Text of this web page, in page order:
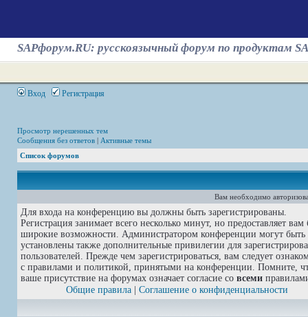
SAPфорум.RU: русскоязычный форум по продуктам
Вход Регистрация
Просмотр нерешенных тем
Сообщения без ответов | Активные темы
Список форумов
Вам необходимо
Для входа на конференцию вы должны быть зарегистрированы.
Регистрация занимает всего несколько минут, но предоставляет вам
широкие возможности. Администратором конференции могут быть
установлены также дополнительные привилегии для
пользователей. Прежде чем зарегистрироваться, вам следует
с правилами и политикой, принятыми на конференции. Помните,
ваше присутствие на форумах означает согласие со всеми
Общие правила
Соглашение о конфиденциальности